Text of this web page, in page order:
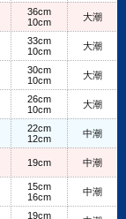
36cm
10cm
大潮
33cm
10cm
大潮
30cm
10cm
大潮
26cm
10cm
大潮
22cm
12cm
中潮
19cm 中潮
15cm
16cm
中潮
19cm